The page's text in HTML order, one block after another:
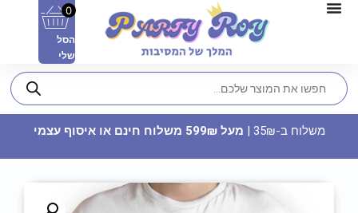
0
הסל
שלי
משלוח ב-35₪ | מעל 599₪ משלוח חינם או איסוף עצמי